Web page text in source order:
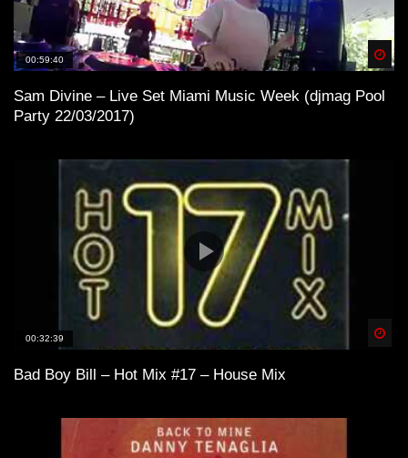
00:59:40
Sam Divine – Live Set Miami Music Week (djmag Pool
Party 22/03/2017)
00:32:39
Bad Boy Bill – Hot Mix #17 – House Mix